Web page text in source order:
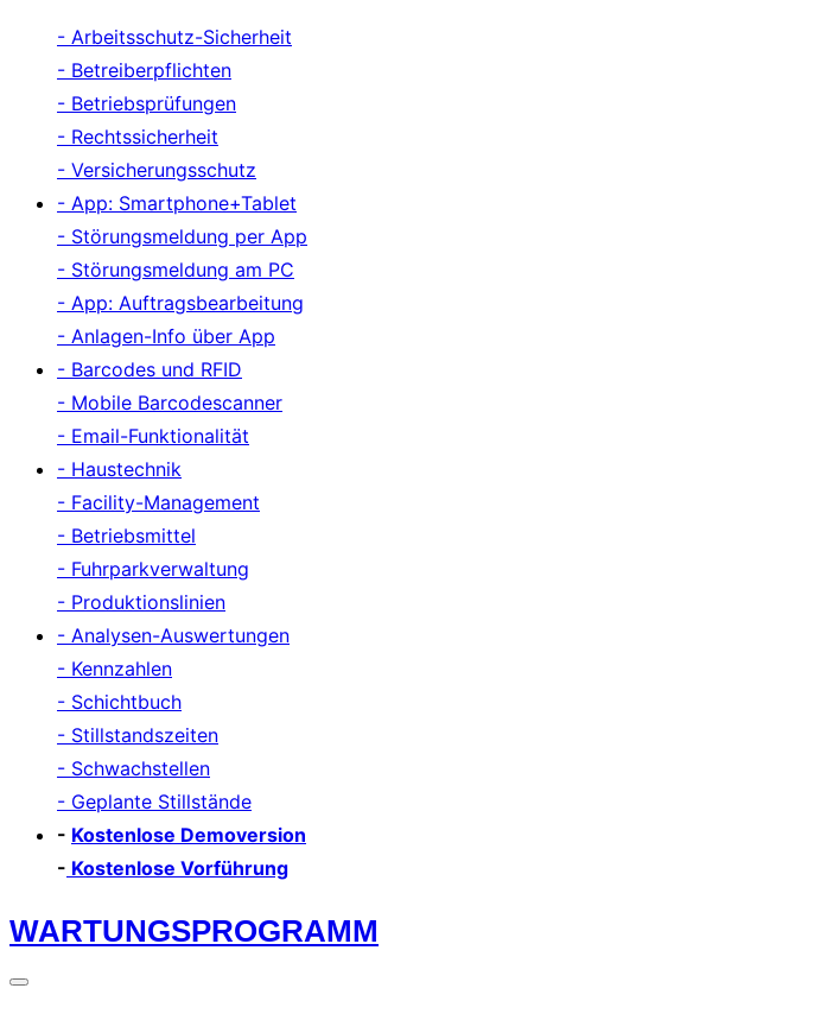
- Arbeitsschutz-Sicherheit
- Betreiberpflichten
- Betriebsprüfungen
- Rechtssicherheit
- Versicherungsschutz
- App: Smartphone+Tablet
- Störungsmeldung per App
- Störungsmeldung am PC
- App: Auftragsbearbeitung
- Anlagen-Info über App
- Barcodes und RFID
- Mobile Barcodescanner
- Email-Funktionalität
- Haustechnik
- Facility-Management
- Betriebsmittel
- Fuhrparkverwaltung
- Produktionslinien
- Analysen-Auswertungen
- Kennzahlen
- Schichtbuch
- Stillstandszeiten
- Schwachstellen
- Geplante Stillstände
- Kostenlose Demoversion
- Kostenlose Vorführung
Zum
Inhalt
springen
WARTUNGSPROGRAMM